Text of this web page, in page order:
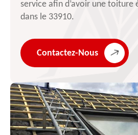
service afin d’avoir une toiture
dans le 33910.
Contactez-Nous